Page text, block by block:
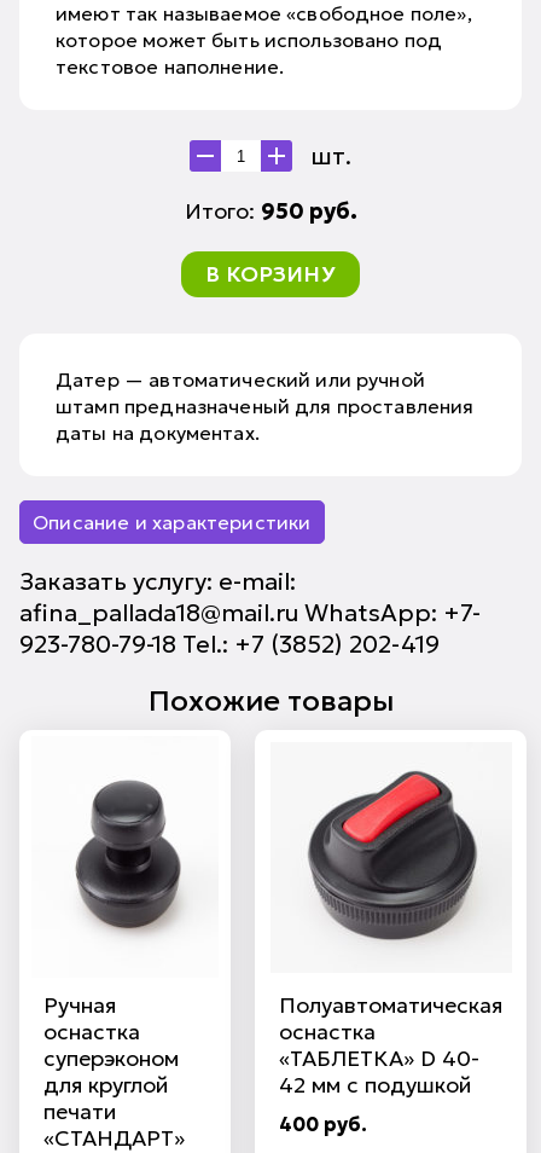
имеют так называемое «свободное поле»,
которое может быть использовано под
текстовое наполнение.
шт.
Итого: 950 руб.
В КОРЗИНУ
Датер — автоматический или ручной
штамп предназначеный для проставления
даты на документах.
Описание и характеристики
Заказать услугу: e-mail:
afina_pallada18@mail.ru WhatsApp: +7-
923-780-79-18 Tel.: +7 (3852) 202-419
Похожие товары
Ручная
оснастка
суперэконом
для круглой
печати
«СТАНДАРТ»
Полуавтоматическая
оснастка
«ТАБЛЕТКА» D 40-
42 мм с подушкой
400 руб.